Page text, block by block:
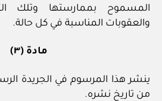
المسموح بممارستها وتلك
والعقوبات المناسبة في كل حالة.
مادة (٣)
ينشر هذا المرسوم في الجريدة
من تاريخ نشره.